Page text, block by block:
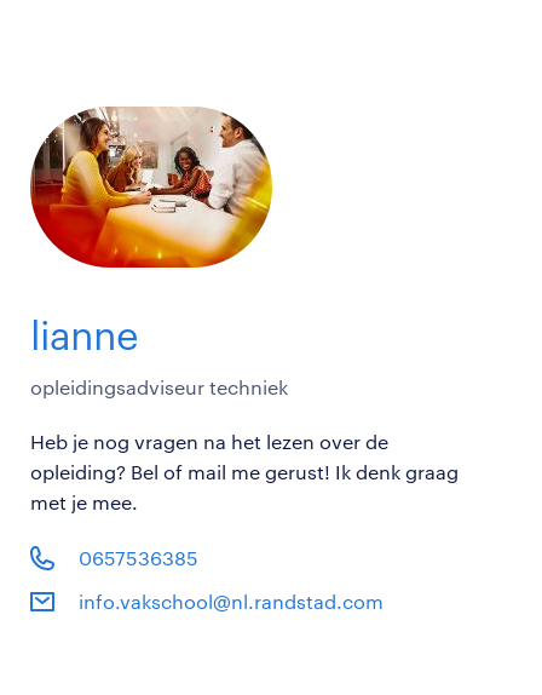
lianne
opleidingsadviseur techniek
Heb je nog vragen na het lezen over de
opleiding? Bel of mail me gerust! Ik denk graag
met je mee.
0657536385
info.vakschool@nl.randstad.com